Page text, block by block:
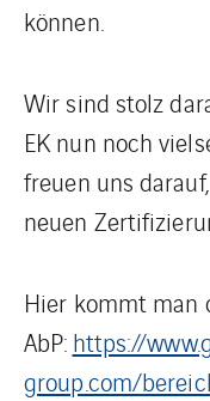
können.
Wir sind stolz
EK nun noch
freuen uns
neuen
Hier kommt man
AbP: https://
group.com/